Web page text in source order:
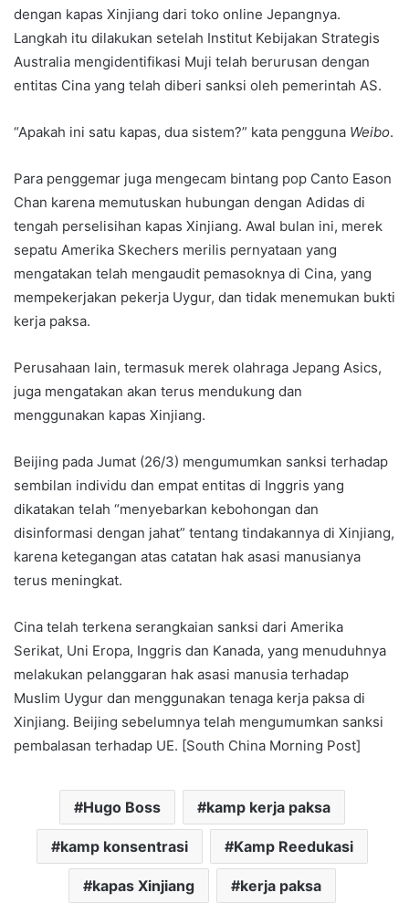
dengan kapas Xinjiang dari toko online Jepangnya.
Langkah itu dilakukan setelah Institut Kebijakan Strategis
Australia mengidentifikasi Muji telah berurusan dengan
entitas Cina yang telah diberi sanksi oleh pemerintah AS.
“Apakah ini satu kapas, dua sistem?” kata pengguna Weibo.
Para penggemar juga mengecam bintang pop Canto Eason
Chan karena memutuskan hubungan dengan Adidas di
tengah perselisihan kapas Xinjiang. Awal bulan ini, merek
sepatu Amerika Skechers merilis pernyataan yang
mengatakan telah mengaudit pemasoknya di Cina, yang
mempekerjakan pekerja Uygur, dan tidak menemukan bukti
kerja paksa.
Perusahaan lain, termasuk merek olahraga Jepang Asics,
juga mengatakan akan terus mendukung dan
menggunakan kapas Xinjiang.
Beijing pada Jumat (26/3) mengumumkan sanksi terhadap
sembilan individu dan empat entitas di Inggris yang
dikatakan telah “menyebarkan kebohongan dan
disinformasi dengan jahat” tentang tindakannya di Xinjiang,
karena ketegangan atas catatan hak asasi manusianya
terus meningkat.
Cina telah terkena serangkaian sanksi dari Amerika
Serikat, Uni Eropa, Inggris dan Kanada, yang menuduhnya
melakukan pelanggaran hak asasi manusia terhadap
Muslim Uygur dan menggunakan tenaga kerja paksa di
Xinjiang. Beijing sebelumnya telah mengumumkan sanksi
pembalasan terhadap UE. [South China Morning Post]
Hugo Boss kamp kerja paksa
kamp konsentrasi Kamp Reedukasi
kapas Xinjiang kerja paksa